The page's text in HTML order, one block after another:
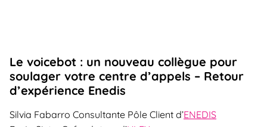
Le voicebot : un nouveau collègue pour
soulager votre centre d’appels – Retour
d’expérience Enedis
Silvia Fabarro Consultante Pôle Client d’ENEDIS